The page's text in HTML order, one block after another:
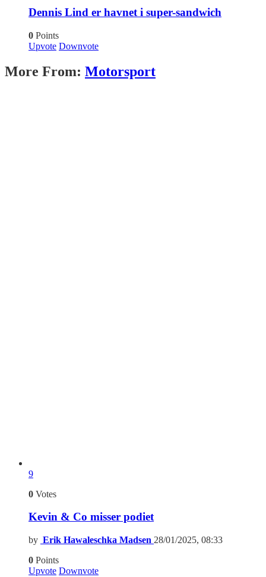
Dennis Lind er havnet i super-sandwich
0 Points
Upvote Downvote
More From: Motorsport
9
0 Votes
Kevin & Co misser podiet
by Erik Hawaleschka Madsen 28/01/2025, 08:33
0 Points
Upvote Downvote